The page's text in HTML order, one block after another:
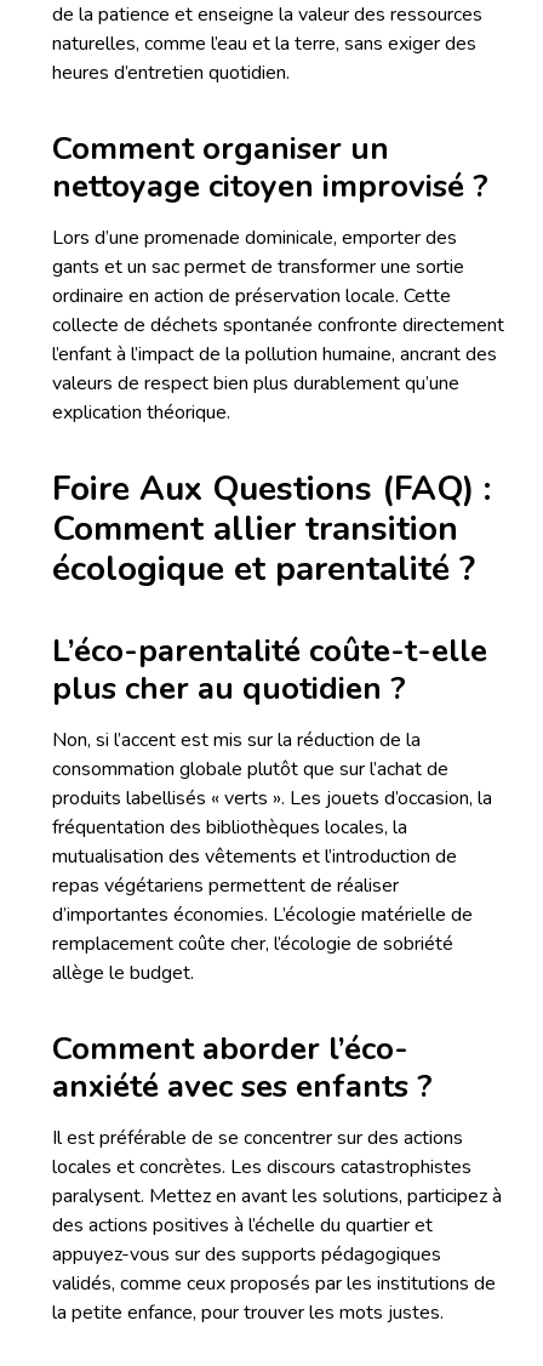
de la patience et enseigne la valeur des ressources
naturelles, comme l’eau et la terre, sans exiger des
heures d’entretien quotidien.
Comment organiser un
nettoyage citoyen improvisé ?
Lors d’une promenade dominicale, emporter des
gants et un sac permet de transformer une sortie
ordinaire en action de préservation locale. Cette
collecte de déchets spontanée confronte directement
l’enfant à l’impact de la pollution humaine, ancrant des
valeurs de respect bien plus durablement qu’une
explication théorique.
Foire Aux Questions (FAQ) :
Comment allier transition
écologique et parentalité ?
L’éco-parentalité coûte-t-elle
plus cher au quotidien ?
Non, si l’accent est mis sur la réduction de la
consommation globale plutôt que sur l’achat de
produits labellisés « verts ». Les jouets d’occasion, la
fréquentation des bibliothèques locales, la
mutualisation des vêtements et l’introduction de
repas végétariens permettent de réaliser
d’importantes économies. L’écologie matérielle de
remplacement coûte cher, l’écologie de sobriété
allège le budget.
Comment aborder l’éco-
anxiété avec ses enfants ?
Il est préférable de se concentrer sur des actions
locales et concrètes. Les discours catastrophistes
paralysent. Mettez en avant les solutions, participez à
des actions positives à l’échelle du quartier et
appuyez-vous sur des supports pédagogiques
validés, comme ceux proposés par les institutions de
la petite enfance, pour trouver les mots justes.